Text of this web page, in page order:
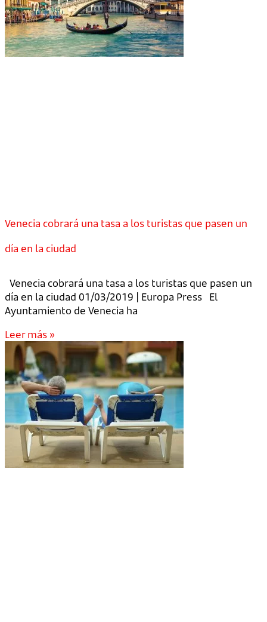
Venecia cobrará una tasa a los turistas que pasen un
día en la ciudad
Venecia cobrará una tasa a los turistas que pasen un
día en la ciudad 01/03/2019 | Europa Press El
Ayuntamiento de Venecia ha
Leer más »